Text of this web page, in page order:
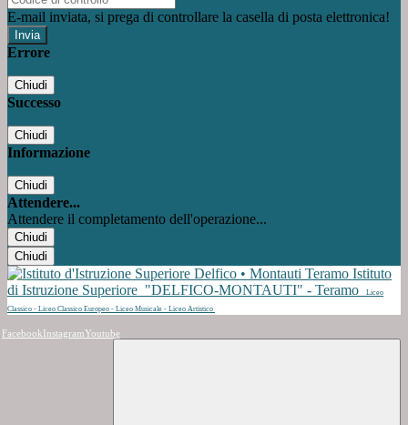
E-mail inviata, si prega di controllare la casella di posta elettronica!
Errore
Chiudi
Successo
Chiudi
Informazione
Chiudi
Attendere...
Attendere il completamento dell'operazione...
Chiudi
Chiudi
Istituto
di Istruzione Superiore "DELFICO-MONTAUTI" - Teramo
Liceo
Classico - Liceo Classico Europeo - Liceo Musicale - Liceo Artistico
Facebook InstagramYoutube